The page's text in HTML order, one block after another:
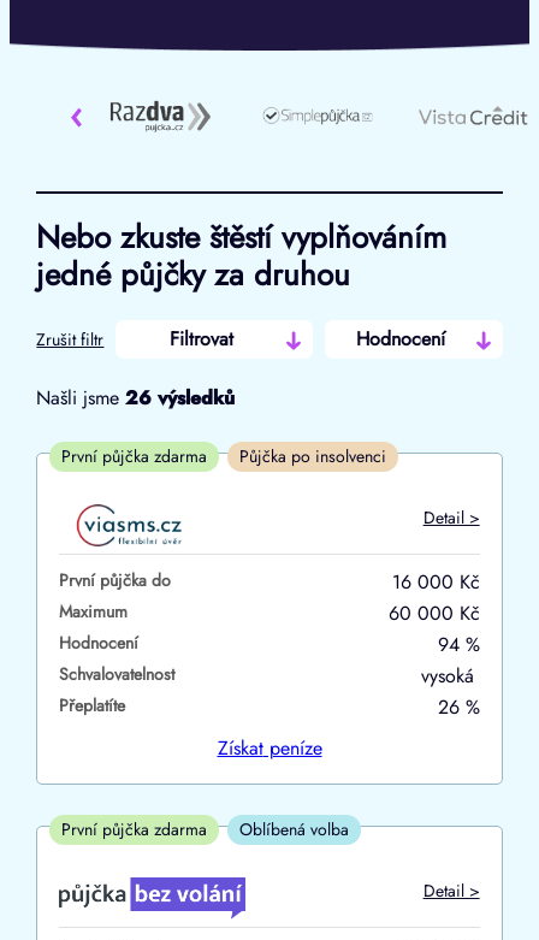
‹
Nebo zkuste štěstí vyplňováním
jedné půjčky za druhou
Zrušit filtr Filtrovat Hodnocení
Od
První půjčka zdarma
–
ano
ne
ano
ne
V exekuci
ano
Našli jsme26 výsledků
První půjčka zdarma Půjčka po insolvenci
Detail >
První půjčka do 16 000 Kč
Maximum 60 000 Kč
Hodnocení 94 %
Schvalovatelnost vysoká
Přeplatíte
26 %
Získatpeníze
První půjčka zdarma Oblíbená volba
Detail >